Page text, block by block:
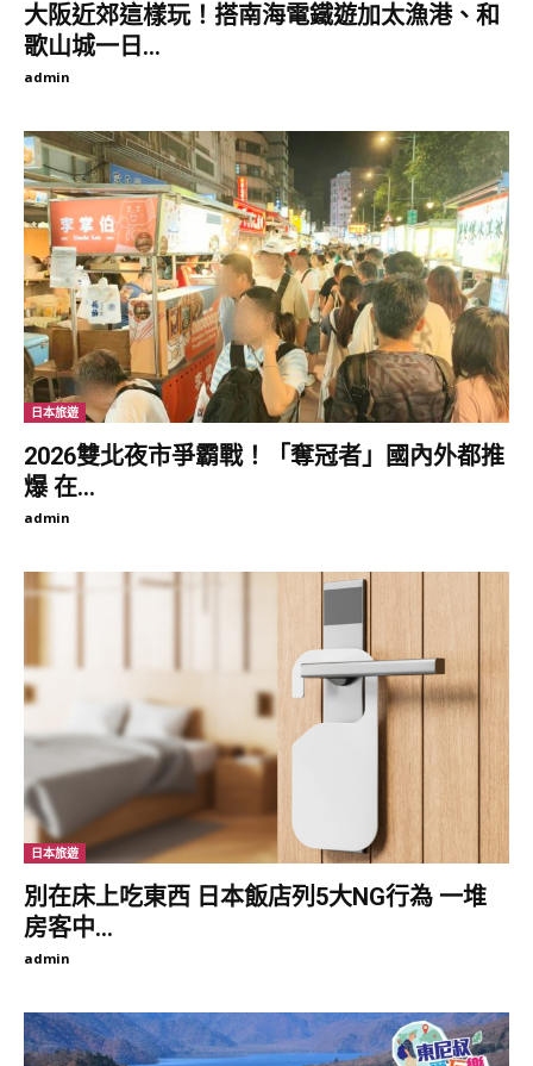
大阪近郊這樣玩！搭南海電鐵遊加太漁港、和
歌山城一日...
admin
日本旅遊
2026雙北夜市爭霸戰！「奪冠者」國內外都推
爆 在...
admin
日本旅遊
別在床上吃東西 日本飯店列5大NG行為 一堆
房客中...
admin